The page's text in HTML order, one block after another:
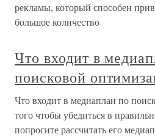
рекламы, который способен
большое количество
Что входит в
поисковой
Что входит в медиаплан по
того чтобы убедиться в
попросите рассчитать его